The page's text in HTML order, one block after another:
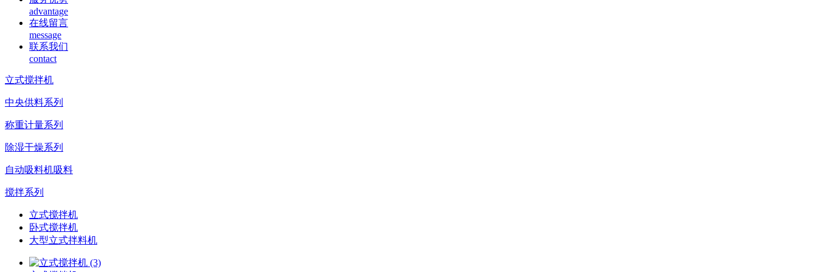
advantage
在线留言
message
联系我们
contact
立式搅拌机
中央供料系列
称重计量系列
除湿干燥系列
自动吸料机吸料
搅拌系列
立式搅拌机
卧式搅拌机
大型立式拌料机